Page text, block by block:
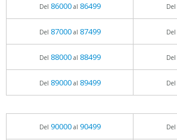
Del 86000al 86499 Del
Del 87000al 87499 Del
Del 88000al 88499 Del
Del 89000al 89499 Del
Del 90000al 90499 Del